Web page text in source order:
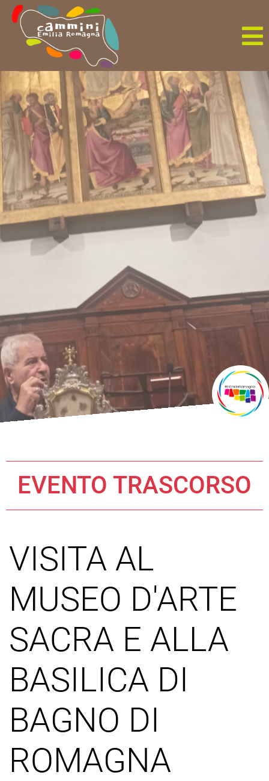
EVENTO TRASCORSO
VISITA AL
MUSEO D'ARTE
SACRA E ALLA
BASILICA DI
BAGNO DI
ROMAGNA